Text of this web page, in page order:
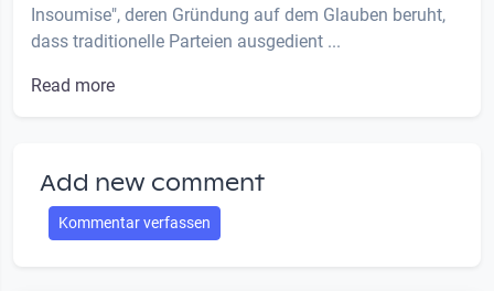
Insoumise", deren Gründung auf dem Glauben beruht,
dass traditionelle Parteien ausgedient ...
Read more
Add new comment
Kommentar verfassen